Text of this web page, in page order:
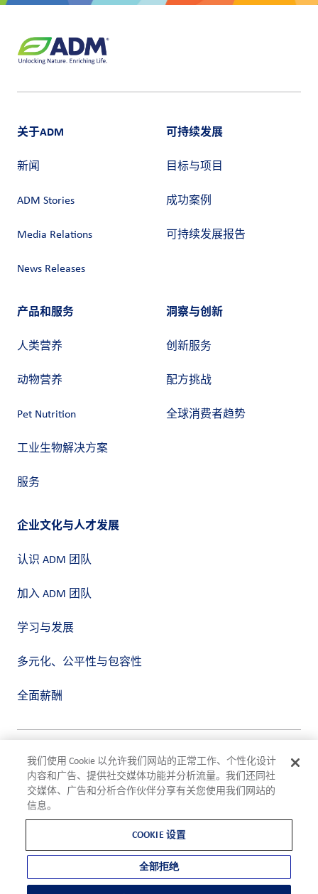
关于ADM
新闻
ADM Stories
Media Relations
News Releases
可持续发展
目标与项目
成功案例
可持续发展报告
产品和服务
人类营养
动物营养
Pet Nutrition
工业生物解决方案
服务
洞察与创新
创新服务
配方挑战
全球消费者趋势
企业文化与人才发展
认识 ADM 团队
加入 ADM 团队
学习与发展
多元化、公平性与包容性
全面薪酬
隐私政策
使用条款
合规
Cookie 设置
我们使用 Cookie 以允许我们网站的正常工作、个性化设计
内容和广告、提供社交媒体功能并分析流量。我们还同社
交媒体、广告和分析合作伙伴分享有关您使用我们网站的
信息。
COOKIE 设置
全部拒绝